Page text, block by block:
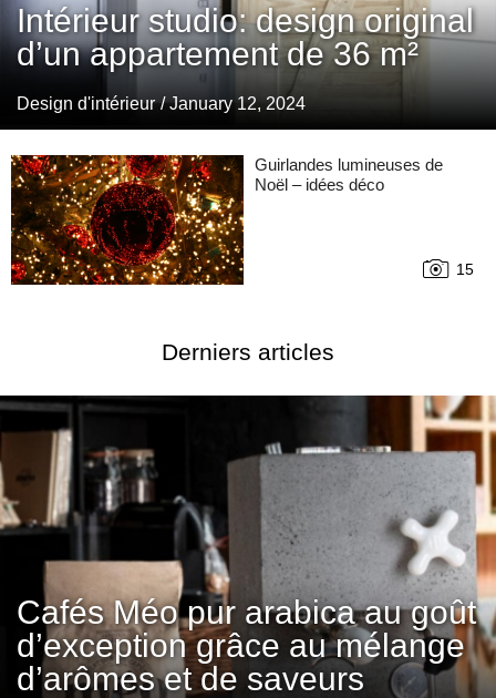
Intérieur studio: design original
d’un appartement de 36 m²
Design d'intérieur / January 12, 2024
Guirlandes lumineuses de
Noël – idées déco
15
Derniers articles
Cafés Méo pur arabica au goût
d’exception grâce au mélange
d’arômes et de saveurs